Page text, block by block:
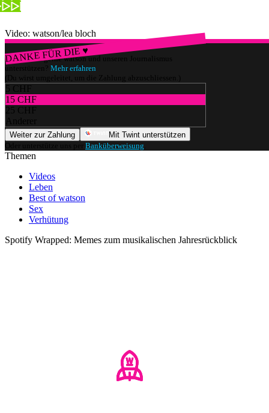
Video: watson/lea bloch
DANKE FÜR DIE ♥
Würdest du gerne watson und unseren Journalismus
unterstützen? Mehr erfahren
(Du wirst umgeleitet, um die Zahlung abzuschliessen.)
5 CHF
15 CHF
25 CHF
Anderer
Weiter zur Zahlung
Mit Twint unterstützen
Oder unterstütze uns per Banküberweisung
Themen
Videos
Leben
Best of watson
Sex
Verhütung
Spotify Wrapped: Memes zum musikalischen Jahresrückblick